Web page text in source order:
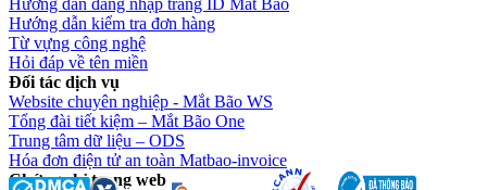
Hướng dẫn đăng nhập trang ID Mắt Bão
Hướng dẫn kiểm tra đơn hàng
Từ vựng công nghệ
Hỏi đáp về tên miền
Đối tác dịch vụ
Website chuyên nghiệp - Mắt Bão WS
Tổng đài tiết kiệm – Mắt Bão One
Trung tâm dữ liệu – ODS
Hóa đơn điện tử an toàn Matbao-invoice
Chứng chỉ trang web